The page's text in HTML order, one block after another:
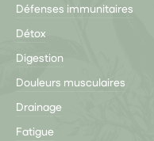
Défenses immunitaires
Détox
Digestion
Douleurs musculaires
Drainage
Fatigue